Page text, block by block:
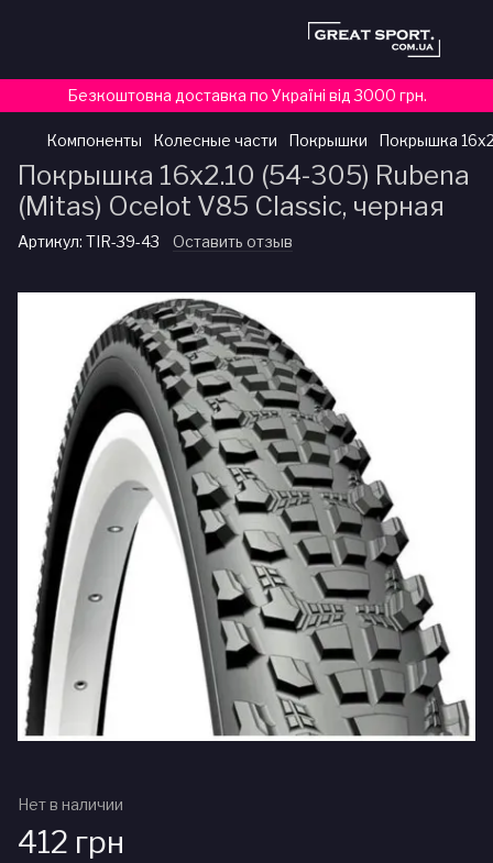
Безкоштовна доставка по Україні від 3000 грн.
Компоненты Колесные части Покрышки Покрышка
Покрышка 16x2.10 (54-305) Rubena
(Mitas) Ocelot V85 Classic, черная
Артикул: TIR-39-43 Оставить отзыв
Нет в наличии
412 грн